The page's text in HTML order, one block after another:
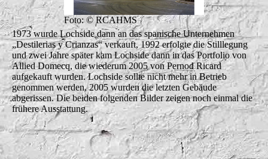
Foto: © RCAHMS
1973 wurde Lochside dann an das spanische Unternehmen
„Destilerias y Crianzas“ verkauft, 1992 erfolgte die Stilllegung
und zwei Jahre später kam Lochside dann in das Portfolio von
Allied Domecq, die wiederum 2005 von Pernod Ricard
aufgekauft wurden. Lochside sollte nicht mehr in Betrieb
genommen werden, 2005 wurden die letzten Gebäude
abgerissen. Die beiden folgenden Bilder zeigen noch einmal die
frühere Ausstattung.